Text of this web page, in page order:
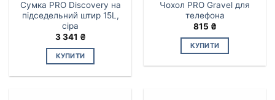
Сумка PRO Discovery на
підседельний штир 15L,
сіра
3 341 ₴
КУПИТИ
Чохол PRO Gravel для
телефона
815 ₴
КУПИТИ